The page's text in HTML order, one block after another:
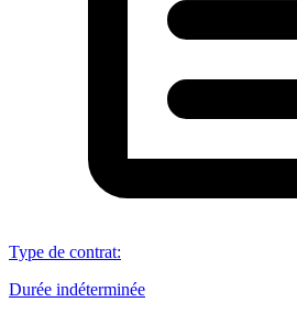
Type de contrat:
Durée indéterminée